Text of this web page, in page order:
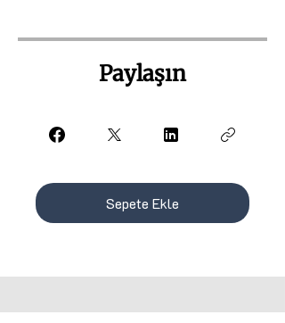
Paylaşın
Sepete Ekle